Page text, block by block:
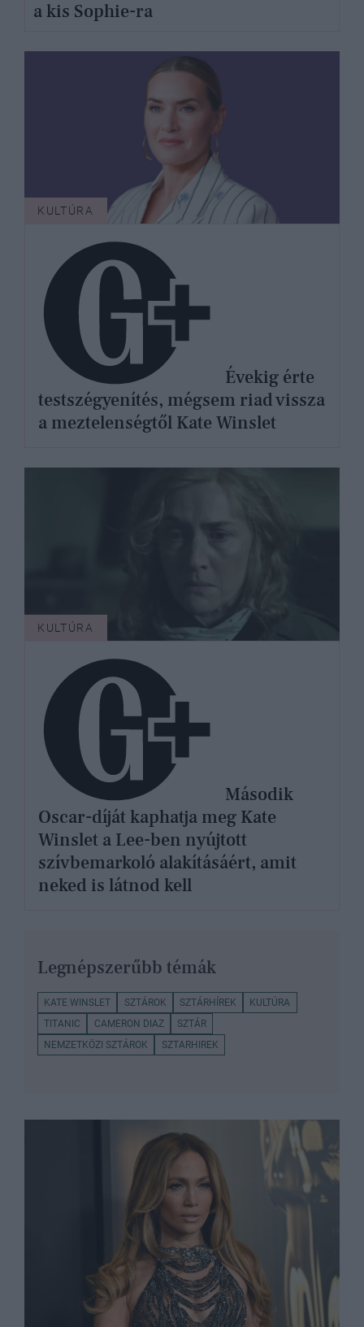
a kis Sophie-ra
KULTÚRA
Évekig érte
testszégyenítés, mégsem riad vissza
a meztelenségtől Kate Winslet
KULTÚRA
Második
Oscar-díját kaphatja meg Kate
Winslet a Lee-ben nyújtott
szívbemarkoló alakításáért, amit
neked is látnod kell
Legnépszerűbb témák
KATE WINSLET SZTÁROK SZTÁRHÍREK
KULTÚRA
TITANIC
CAMERON DIAZ
SZTÁR
NEMZETKÖZI SZTÁROK
SZTARHIREK